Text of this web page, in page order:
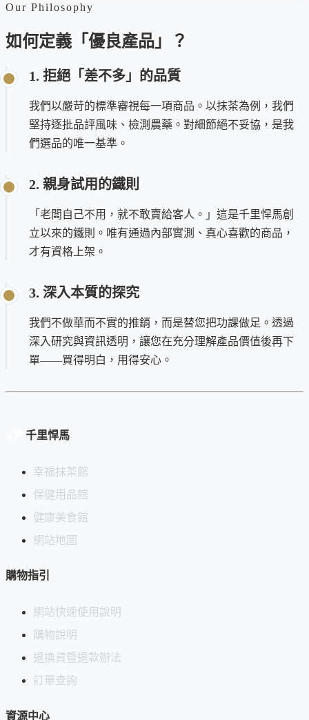
Our Philosophy
如何定義「優良產品」？
1. 拒絕「差不多」的品質
我們以嚴苛的標準審視每一項商品。以抹茶為例，我們
堅持逐批品評風味、檢測農藥。對細節絕不妥協，是我
們選品的唯一基準。
2. 親身試用的鐵則
「老闆自己不用，就不敢賣給客人。」這是千里悍馬創
立以來的鐵則。唯有通過內部實測、真心喜歡的商品，
才有資格上架。
3. 深入本質的探究
我們不做華而不實的推銷，而是替您把功課做足。透過
深入研究與資訊透明，讓您在充分理解產品價值後再下
單——買得明白，用得安心。
千里悍馬
幸福抹茶館
保健用品館
健康美食館
網站地圖
購物指引
網站快速使用說明
購物說明
退換貨暨退款辦法
訂單查詢
資源中心